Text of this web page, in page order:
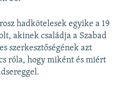
hadkötelesek egyike a 19
akinek családja a Szabad
szerkesztőségének azt
róla, hogy miként és miért